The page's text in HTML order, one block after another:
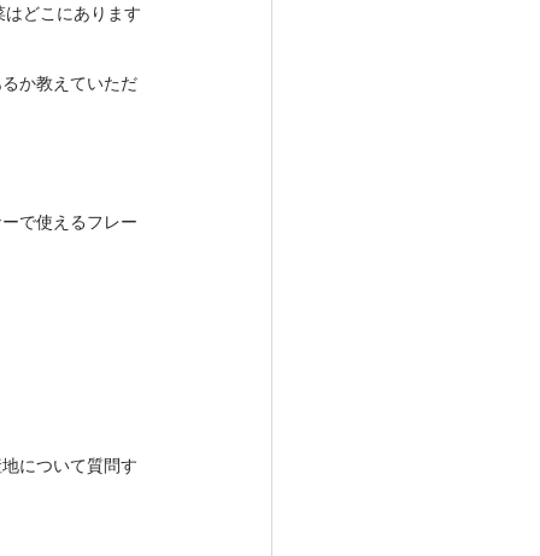
どこにあります
教えていただ
で使えるフレー
について質問す